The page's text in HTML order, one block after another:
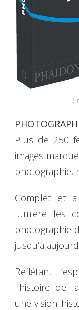
Plus de 250
images
photographie,
Complet et
lumière les
photographie
jusqu’à
Reflétant
l’histoire de
une vision